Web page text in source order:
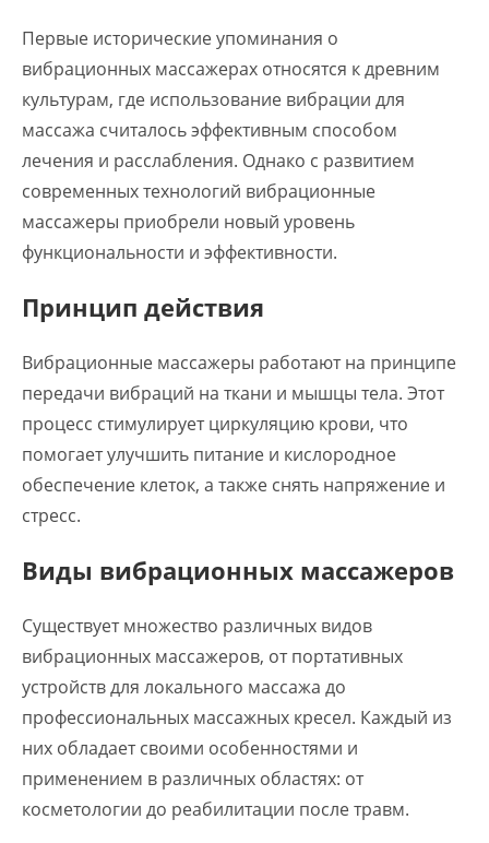
Первые исторические упоминания о
вибрационных массажерах относятся к древним
культурам, где использование вибрации для
массажа считалось эффективным способом
лечения и расслабления. Однако с развитием
современных технологий вибрационные
массажеры приобрели новый уровень
функциональности и эффективности.
Принцип действия
Вибрационные массажеры работают на принципе
передачи вибраций на ткани и мышцы тела. Этот
процесс стимулирует циркуляцию крови, что
помогает улучшить питание и кислородное
обеспечение клеток, а также снять напряжение и
стресс.
Виды вибрационных массажеров
Существует множество различных видов
вибрационных массажеров, от портативных
устройств для локального массажа до
профессиональных массажных кресел. Каждый из
них обладает своими особенностями и
применением в различных областях: от
косметологии до реабилитации после травм.